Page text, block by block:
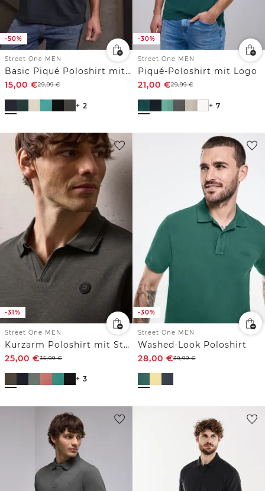
-50%
Street One MEN
Basic Piqué Poloshirt mit Kontrastdetail
15,00 €29,99€
+ 2
-30%
Street One MEN
Piqué-Poloshirt mit Logo
21,00 €29,99€
+ 7
-31%
Street One MEN
Kurzarm Poloshirt mit Struktur
25,00 €35,99€
+ 3
-30%
Street One MEN
Washed-Look Poloshirt
28,00 €39,99€